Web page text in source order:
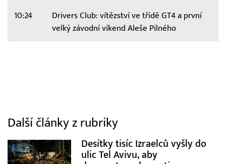
10:24
Drivers Club: vítězství ve třídě GT4 a první
velký závodní víkend Aleše Pilného
Další články z rubriky
Desítky tisíc Izraelců vyšly do
ulic Tel Avivu, aby